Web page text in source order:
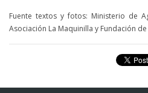
Fuente textos y fotos: Ministerio de
Asociación La Maquinilla y Fundación